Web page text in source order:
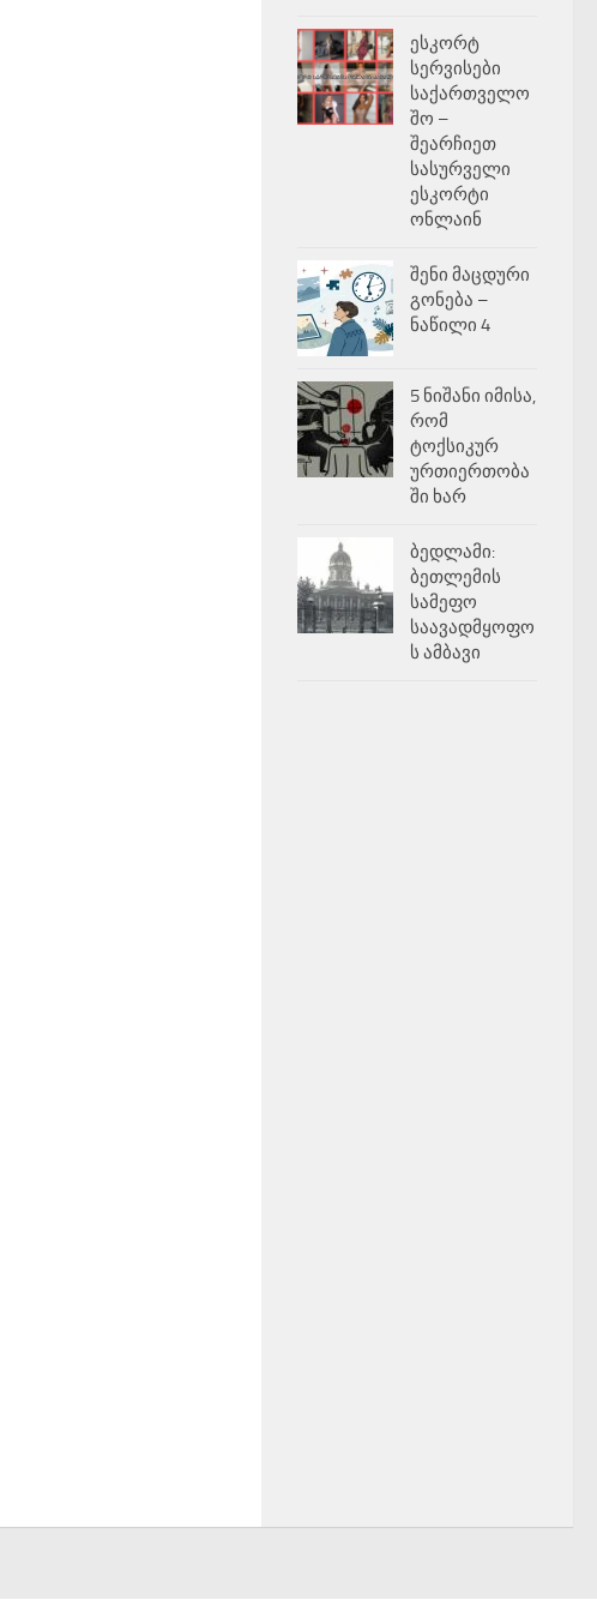
ესკორტ
სერვისები
საქართველო
შო –
შეარჩიეთ
სასურველი
ესკორტი
ონლაინ
შენი მაცდური
გონება –
ნაწილი 4
5 ნიშანი იმისა,
რომ
ტოქსიკურ
ურთიერთობა
ში ხარ
ბედლამი:
ბეთლემის
სამეფო
საავადმყოფო
ს ამბავი